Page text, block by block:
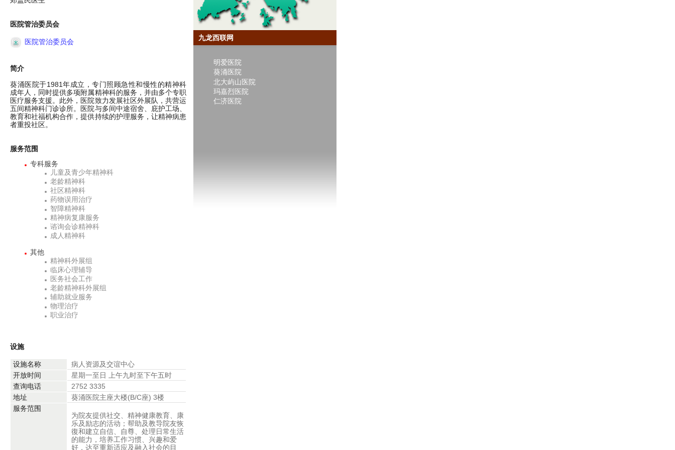
医院管治委员会
医院管治委员会
简介
葵涌医院于1981年成立，专门照顾急性和慢性的精神科
成年人，同时提供多项附属精神科的服务，并由多个专职
医疗服务支援。此外，医院致力发展社区外展队，共营运
五间精神科门诊诊所。医院与多间中途宿舍、庇护工场、
教育和社福机构合作，提供持续的护理服务，让精神病患
者重投社区。
服务范围
专科服务
儿童及青少年精神科
老龄精神科
社区精神科
药物误用治疗
智障精神科
精神病复康服务
谘询会诊精神科
成人精神科
其他
精神科外展组
临床心理辅导
医务社会工作
老龄精神科外展组
辅助就业服务
物理治疗
职业治疗
设施
设施名称
病人资源及交谊中心
开放时间
星期一至日 上午九时至下午五时
查询电话
2752 3335
地址
葵涌医院主座大楼(B/C座) 3楼
服务范围
为院友提供社交、精神健康教育、康
乐及励志的活动；帮助及教导院友恢
復和建立自信、自尊、处理日常生活
的能力，培养工作习惯、兴趣和爱
好，达至重新适应及融入社会的目
九龙西联网
明爱医院
葵涌医院
北大屿山医院
玛嘉烈医院
仁济医院